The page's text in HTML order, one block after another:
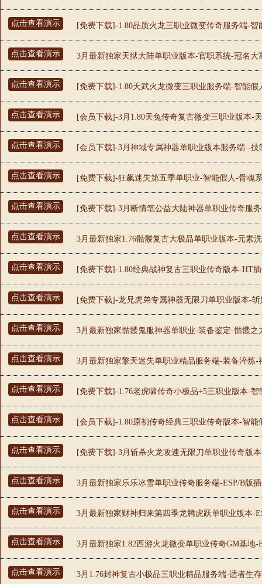
点击查看演示 [免费下载]-1.80品质火龙三职业微变传奇服务端-
点击查看演示 3月最新独家天狱大陆单职业版本-官职系统-冠名
点击查看演示 [免费下载]-1.80天武火龙微变三职业服务端-智能
点击查看演示 [会员下载]-3月1.80天兔传奇复古微变三职业版本-
点击查看演示 [会员下载]-3月神域专属神器单职业版本服务端--
点击查看演示 [免费下载]-狂飙迷失第五季单职业-智能假人-骨魂
点击查看演示 [免费下载]-3月断情笔公益大陆神器单职业传奇服
点击查看演示 3月最新独家1.76骷髅复古大极品单职业版本-元素
点击查看演示 [免费下载]-1.80经典战神复古三职业传奇版本-HT
点击查看演示 [免费下载]-龙兄虎弟专属神器无限刀单职业版本-
点击查看演示 3月最新独家骷髅鬼服神器单职业-装备鉴定-骷髅
点击查看演示 3月最新独家擎天迷失单职业精品服务端-装备淬炼
点击查看演示 [免费下载]-1.76老虎啸传奇小极品+5三职业版本-
点击查看演示 [会员下载]-1.80原初传奇经典三职业传奇版本-智
点击查看演示 [免费下载]-3月斩杀火龙攻速无限刀单职业传奇版
点击查看演示 3月最新独家乐乐冰雪单职业传奇服务端-ESP/B版
点击查看演示 3月最新独家财神归来第四季龙腾虎跃单职业版本-
点击查看演示 3月最新独家1.82西游火龙微变单职业传奇GM基地
点击查看演示 3月1.76封神复古小极品三职业精品服务端-适者生